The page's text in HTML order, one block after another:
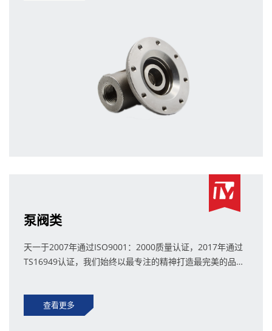
泵阀类
天一于2007年通过ISO9001：2000质量认证，2017年通过
TS16949认证，我们始终以最专注的精神打造最完美的品
查看更多